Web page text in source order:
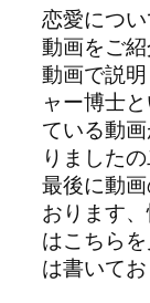
恋愛につ
動画をご紹
動画で説
ャー博士
ている動
りました
最後に動
おります
はこちら
は書いてお